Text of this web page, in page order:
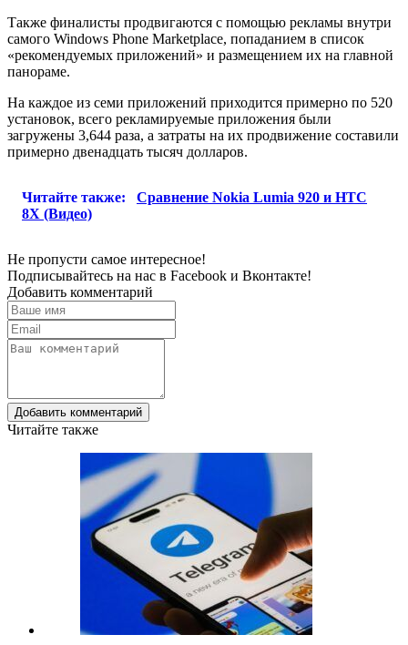
Также финалисты продвигаются с помощью рекламы внутри
самого Windows Phone Marketplace, попаданием в список
«рекомендуемых приложений» и размещением их на главной
панораме.
На каждое из семи приложений приходится примерно по 520
установок, всего рекламируемые приложения были
загружены 3,644 раза, а затраты на их продвижение составили
примерно двенадцать тысяч долларов.
Читайте также:
Сравнение Nokia Lumia 920 и HTC
8X (Видео)
Не пропусти самое интересное!
Подписывайтесь на нас в Facebook и Вконтакте!
Добавить комментарий
Добавить комментарий
Читайте также